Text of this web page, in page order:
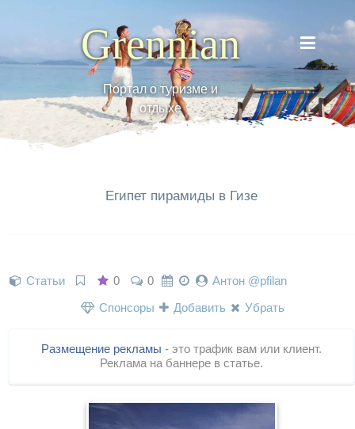
Grennian
Портал о туризме и
отдыхе
Египет пирамиды в Гизе
Статьи 0 0
Антон @pfilan
Спонсоры
Добавить Убрать
Размещение рекламы - это трафик вам или клиент.
Реклама на баннере в статье.